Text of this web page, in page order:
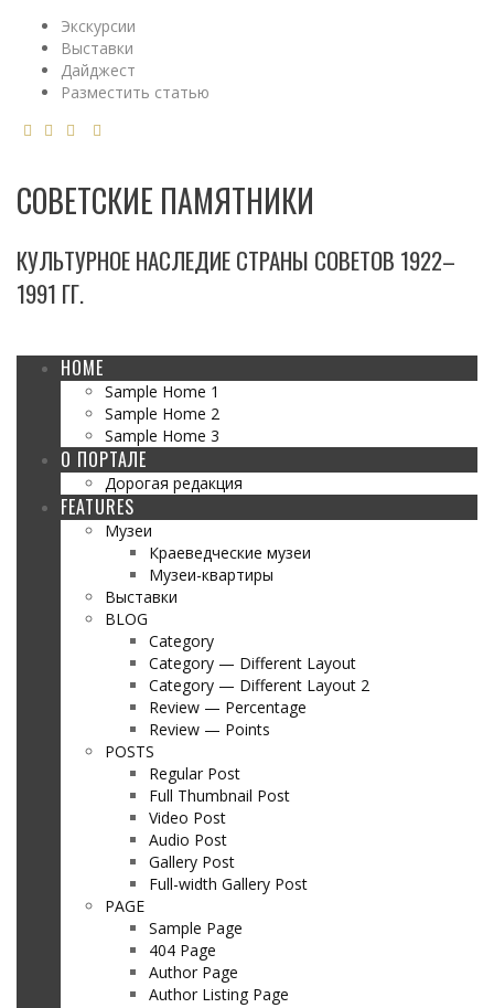
Экскурсии
Выставки
Дайджест
Разместить статью
СОВЕТСКИЕ ПАМЯТНИКИ
КУЛЬТУРНОЕ НАСЛЕДИЕ СТРАНЫ СОВЕТОВ 1922–
1991 ГГ.
HOME
Sample Home 1
Sample Home 2
Sample Home 3
О ПОРТАЛЕ
Дорогая редакция
FEATURES
Музеи
Краеведческие музеи
Музеи-квартиры
Выставки
BLOG
Category
Category — Different Layout
Category — Different Layout 2
Review — Percentage
Review — Points
POSTS
Regular Post
Full Thumbnail Post
Video Post
Audio Post
Gallery Post
Full-width Gallery Post
PAGE
Sample Page
404 Page
Author Page
Author Listing Page